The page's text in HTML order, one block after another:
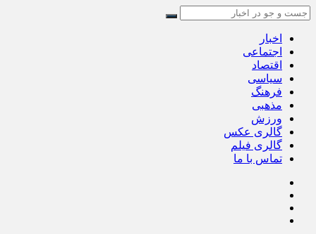
اخبار
اجتماعی
اقتصاد
سیاسی
فرهنگ
مذهبی
ورزش
گالری عکس
گالری فیلم
تماس با ما